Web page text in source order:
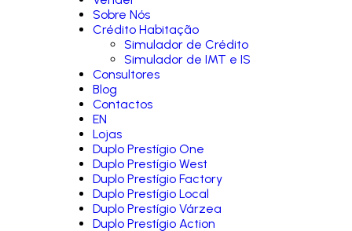
Sobre Nós
Crédito Habitação
Simulador de Crédito
Simulador de IMT e IS
Consultores
Blog
Contactos
EN
Lojas
Duplo Prestígio One
Duplo Prestígio West
Duplo Prestígio Factory
Duplo Prestígio Local
Duplo Prestígio Várzea
Duplo Prestígio Action